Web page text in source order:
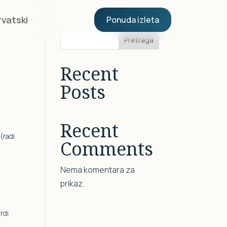
Ponuda izleta
Pretraga
Recent
Posts
Recent
Comments
Nema komentara za
prikaz.